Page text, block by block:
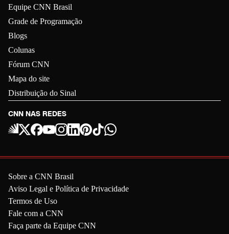
CNN NAS REDES
Equipe CNN Brasil
Grade de Programação
Blogs
Colunas
Fórum CNN
Mapa do site
Distribuição do Sinal
Sobre a CNN Brasil
Aviso Legal e Política de Privacidade
Termos de Uso
Fale com a CNN
Faça parte da Equipe CNN